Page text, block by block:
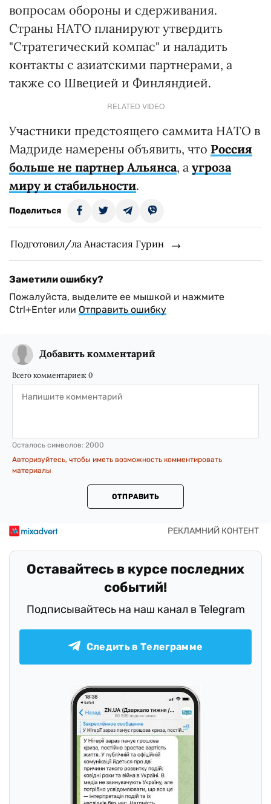
вопросам обороны и сдерживания.
Страны НАТО планируют утвердить
"Стратегический компас" и наладить
контакты с азиатскими партнерами, а
также со Швецией и Финляндией.
RELATED VIDEO
Участники предстоящего саммита НАТО в
Мадриде намерены объявить, что Россия
больше не партнер Альянса, а угроза
миру и стабильности.
Поделиться
Подготовил/ла Анастасия Гурин
Заметили ошибку?
Пожалуйста, выделите ее мышкой и нажмите
Ctrl+Enter или Отправить ошибку
Добавить комментарий
Всего комментариев: 0
Осталось символов: 2000
Авторизуйтесь, чтобы иметь возможность комментировать
материалы
ОТПРАВИТЬ
Оставайтесь в курсе последних
событий!
Подписывайтесь на наш канал в Telegram
Следить в Телеграмме